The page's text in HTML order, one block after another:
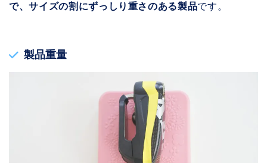
で、サイズの割にずっしり重さのある製品です。
製品重量